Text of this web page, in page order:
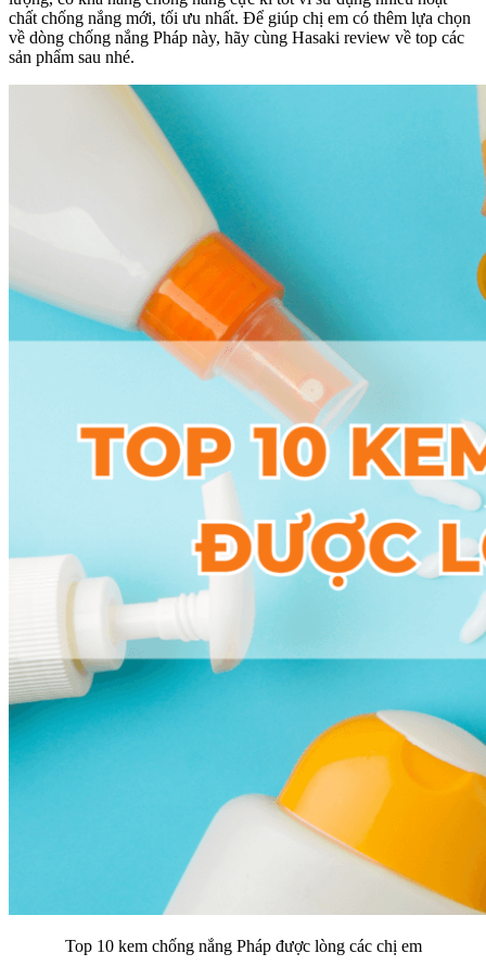
chất chống nắng mới, tối ưu nhất. Để giúp chị em có thêm lựa chọn
về dòng chống nắng Pháp này, hãy cùng Hasaki review về top các
sản phẩm sau nhé.
Top 10 kem chống nắng Pháp được lòng các chị em